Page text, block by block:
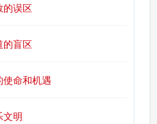
的误区
的盲区
命和机遇
文明